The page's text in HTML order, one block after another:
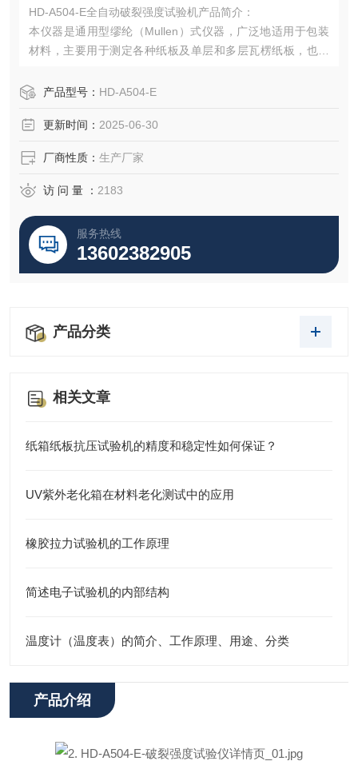
HD-A504-E全自动破裂强度试验机产品简介：
本仪器是通用型缪纶（Mullen）式仪器，广泛地适用于包装
材料，主要用于测定各种纸板及单层和多层瓦楞纸板，也可
材料，即自动侦测，自动试验，自动油压回位及自动计算、
果和数据处理.
产品型号： HD-A504-E
更新时间： 2025-06-30
厂商性质： 生产厂家
访 问 量 ： 2183
服务热线
13602382905
产品分类
相关文章
纸箱纸板抗压试验机的精度和稳定性如何保证？
UV紫外老化箱在材料老化测试中的应用
橡胶拉力试验机的工作原理
简述电子试验机的内部结构
温度计（温度表）的简介、工作原理、用途、分类
产品介绍